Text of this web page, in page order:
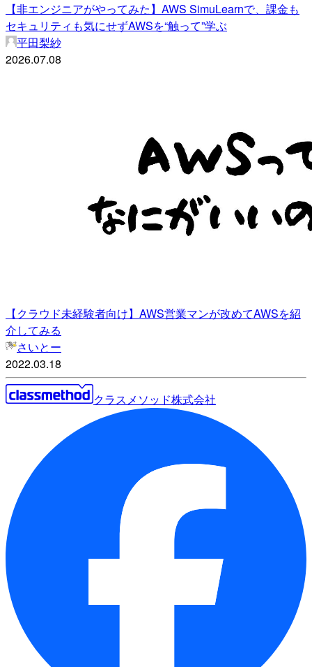
【非エンジニアがやってみた】AWS SimuLearnで、課金も
セキュリティも気にせずAWSを“触って”学ぶ
平田梨紗
2026.07.08
【クラウド未経験者向け】AWS営業マンが改めてAWSを紹
介してみる
さいとー
2022.03.18
クラスメソッド株式会社